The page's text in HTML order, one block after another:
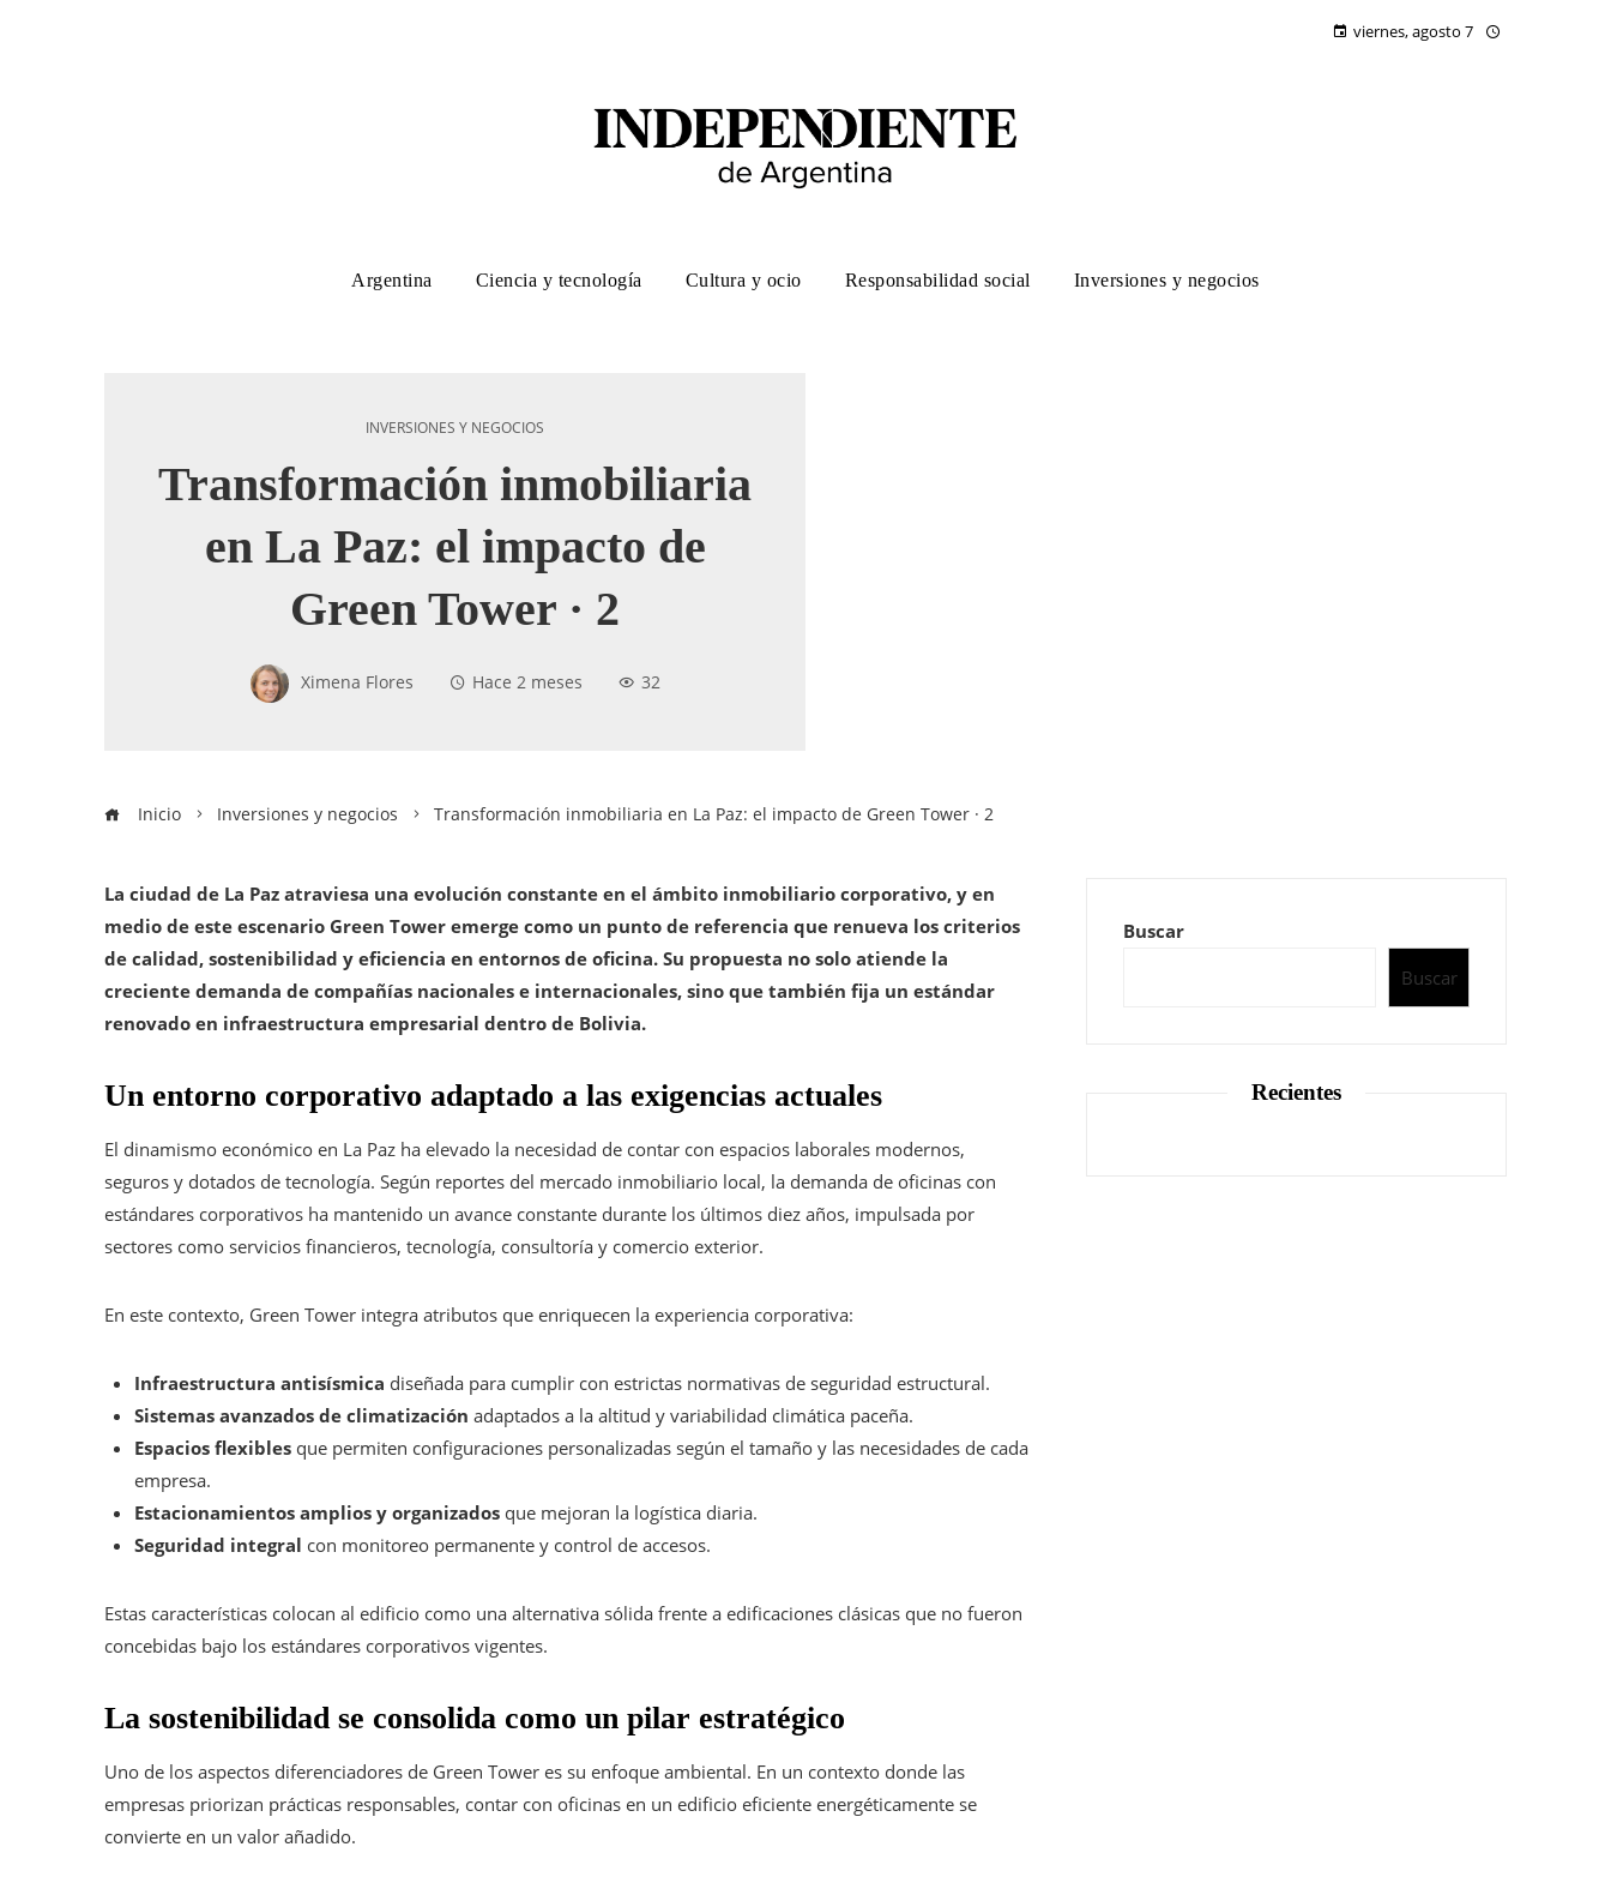
viernes, agosto 7
Argentina Ciencia y tecnología Cultura y ocio Responsabilidad social Inversiones y negocios
INVERSIONES Y NEGOCIOS
Transformación inmobiliaria
en La Paz: el impacto de
Green Tower · 2
Ximena Flores Hace 2 meses 32
Inicio Inversiones y negocios Transformación inmobiliaria en La Paz: el impacto de Green Tower · 2
La ciudad de La Paz atraviesa una evolución constante en el ámbito inmobiliario corporativo, y en
medio de este escenario Green Tower emerge como un punto de referencia que renueva los criterios
de calidad, sostenibilidad y eficiencia en entornos de oficina. Su propuesta no solo atiende la
creciente demanda de compañías nacionales e internacionales, sino que también fija un estándar
renovado en infraestructura empresarial dentro de Bolivia.
Un entorno corporativo adaptado a las exigencias actuales
El dinamismo económico en La Paz ha elevado la necesidad de contar con espacios laborales modernos,
seguros y dotados de tecnología. Según reportes del mercado inmobiliario local, la demanda de oficinas con
estándares corporativos ha mantenido un avance constante durante los últimos diez años, impulsada por
sectores como servicios financieros, tecnología, consultoría y comercio exterior.
En este contexto, Green Tower integra atributos que enriquecen la experiencia corporativa:
Infraestructura antisísmica diseñada para cumplir con estrictas normativas de seguridad estructural.
Sistemas avanzados de climatización adaptados a la altitud y variabilidad climática paceña.
Espacios flexibles que permiten configuraciones personalizadas según el tamaño y las necesidades de cada
empresa.
Estacionamientos amplios y organizados que mejoran la logística diaria.
Seguridad integral con monitoreo permanente y control de accesos.
Estas características colocan al edificio como una alternativa sólida frente a edificaciones clásicas que no fueron
concebidas bajo los estándares corporativos vigentes.
La sostenibilidad se consolida como un pilar estratégico
Uno de los aspectos diferenciadores de Green Tower es su enfoque ambiental. En un contexto donde las
empresas priorizan prácticas responsables, contar con oficinas en un edificio eficiente energéticamente se
convierte en un valor añadido.
Buscar
Buscar
Recientes